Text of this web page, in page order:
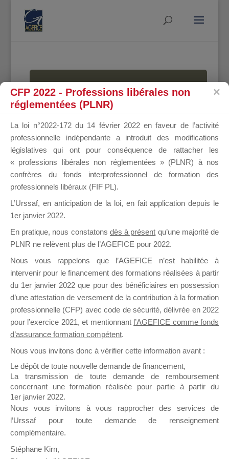
MALLETTE
DU
DIRIGEANT
Groupe Public
il y a un mois
Ce groupe est destiné aux Organismes de
Formation qui souhaitent répondre à l’Appel à
Propositions Mallette du Dirigeant.
sur lequel il est possible de laisser un message
ou poser une question.
NB : Il est nécessaire d’être
pouvoir rejoindre ce groupe
CFP 2022 - Professions libérales non
réglementées (PLNR)
La loi n°2022-172 du 14 février 2022 en faveur de l’activité
professionnelle indépendante a introduit des modifications
législatives qui ont pour conséquence de rattacher les
« professions libérales non réglementées » (PLNR) à nos
confrères du fonds interprofessionnel de formation des
professionnels libéraux (FIF PL).
L’Urssaf, en anticipation de la loi, en fait application depuis le
1er janvier 2022.
En pratique, nous constatons dès à présent qu’une majorité de
PLNR ne relèvent plus de l’AGEFICE pour 2022.
Nous vous rappelons que l’AGEFICE n’est habilitée à
intervenir pour le financement des formations réalisées à partir
du 1er janvier 2022 que pour des bénéficiaires en possession
d’une attestation de versement de la contribution à la formation
professionnelle (CFP) avec code de sécurité, délivrée en 2022
pour l’exercice 2021, et mentionnant l’AGEFICE comme fonds
d’assurance formation compétent.
Nous vous invitons donc à vérifier cette information avant :
Le dépôt de toute nouvelle demande de financement,
La transmission de toute demande de remboursement
concernant une formation réalisée pour partie à partir du
1er janvier 2022.
Nous vous invitons à vous rapprocher des services de
l’Urssaf pour toute demande de renseignement
complémentaire.
Stéphane Kirn,